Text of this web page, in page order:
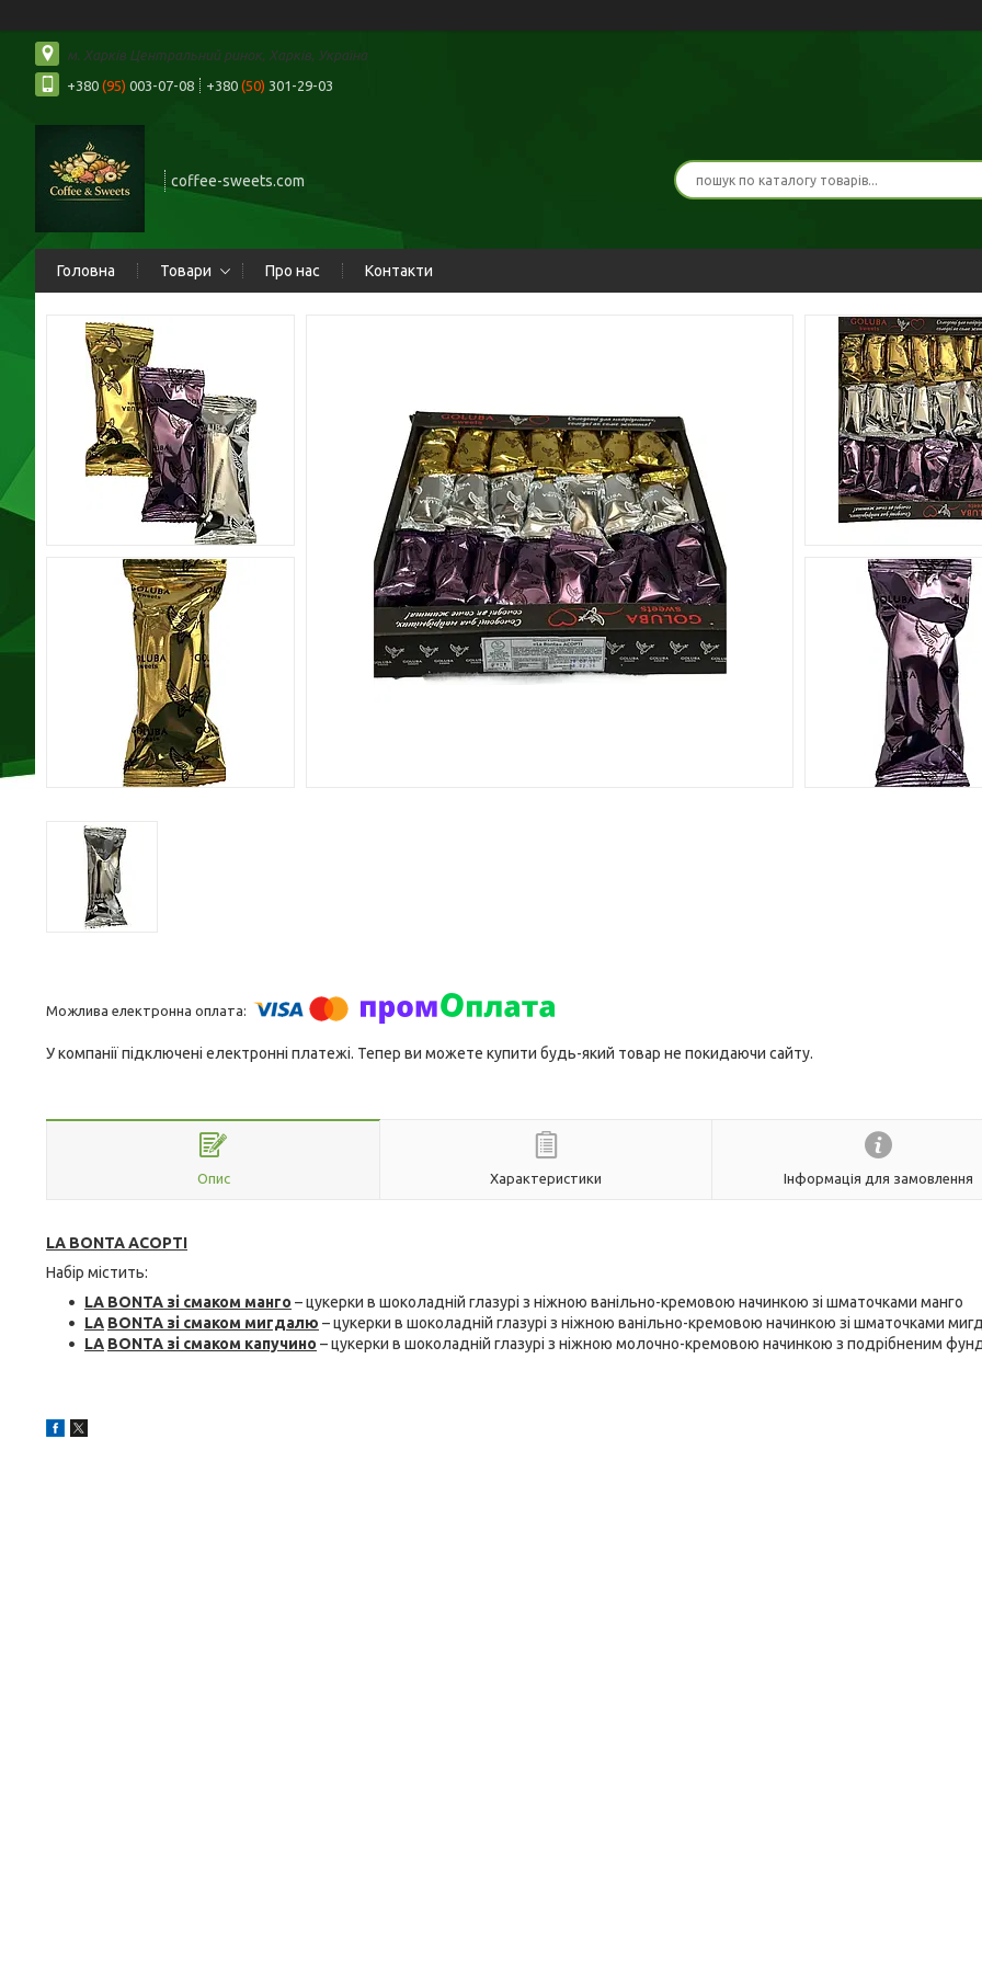
м. Харків Центральний ринок, Харків, Україна
+380 (95) 003-07-08 +380 (50) 301-29-03
coffee-sweets.com
Головна Товари Про нас Контакти
У компанії підключені електронні платежі. Тепер ви можете купити будь-який товар не покидаючи сайту.
Опис Характеристики Інформація для замовлення
LA BONTA АСОРТІ
Набір містить:
LA BONTA зі смаком манго – цукерки в шоколадній глазурі з ніжною ванільно-кремовою начинкою зі шматочками манго
LA BONTA зі смаком мигдалю – цукерки в шоколадній глазурі з ніжною ванільно-кремовою начинкою зі шматочками
LA BONTA зі смаком капучино – цукерки в шоколадній глазурі з ніжною молочно-кремовою начинкою з подрібненим